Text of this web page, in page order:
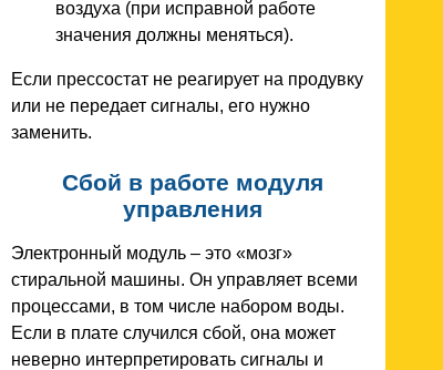
воздуха (при исправной работе
значения должны меняться).
Если прессостат не реагирует на продувку
или не передает сигналы, его нужно
заменить.
Сбой в работе модуля
управления
Электронный модуль – это «мозг»
стиральной машины. Он управляет всеми
процессами, в том числе набором воды.
Если в плате случился сбой, она может
неверно интерпретировать сигналы и